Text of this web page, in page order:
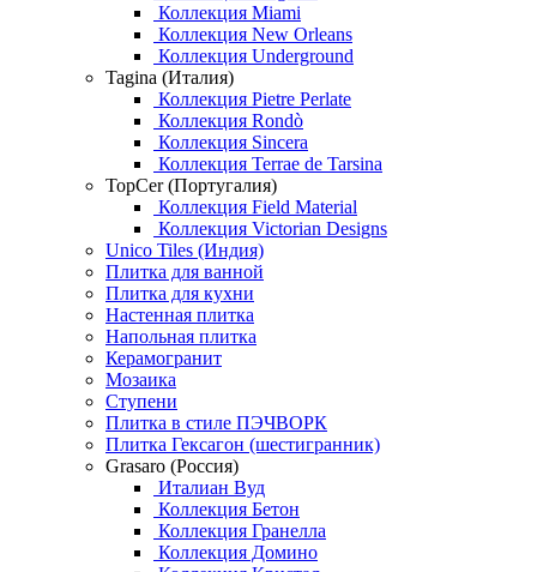
Коллекция Miami
Коллекция New Orleans
Коллекция Underground
Tagina (Италия)
Коллекция Pietre Perlate
Коллекция Rondò
Коллекция Sincera
Коллекция Terrae de Tarsina
TopCer (Португалия)
Коллекция Field Material
Коллекция Victorian Designs
Unico Tiles (Индия)
Плитка для ванной
Плитка для кухни
Настенная плитка
Напольная плитка
Керамогранит
Мозаика
Ступени
Плитка в стиле ПЭЧВОРК
Плитка Гексагон (шестигранник)
Grasaro (Россия)
Италиан Вуд
Коллекция Бетон
Коллекция Гранелла
Коллекция Домино